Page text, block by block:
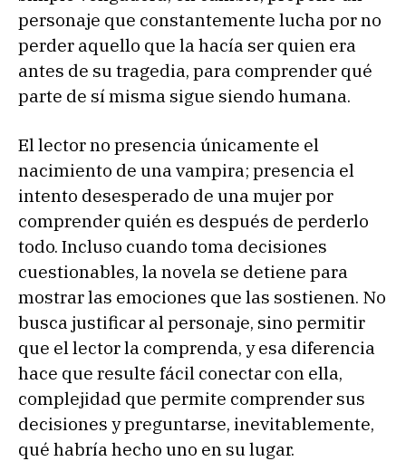
personaje que constantemente lucha por no
perder aquello que la hacía ser quien era
antes de su tragedia, para comprender qué
parte de sí misma sigue siendo humana.
El lector no presencia únicamente el
nacimiento de una vampira; presencia el
intento desesperado de una mujer por
comprender quién es después de perderlo
todo. Incluso cuando toma decisiones
cuestionables, la novela se detiene para
mostrar las emociones que las sostienen. No
busca justificar al personaje, sino permitir
que el lector la comprenda, y esa diferencia
hace que resulte fácil conectar con ella,
complejidad que permite comprender sus
decisiones y preguntarse, inevitablemente,
qué habría hecho uno en su lugar.